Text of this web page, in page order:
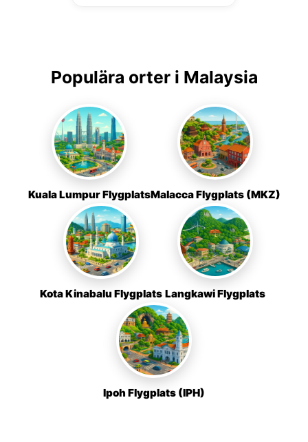
Populära orter i Malaysia
Kuala Lumpur FlygplatsMalacca Flygplats (MKZ)
Kota Kinabalu Flygplats Langkawi Flygplats
Ipoh Flygplats (IPH)